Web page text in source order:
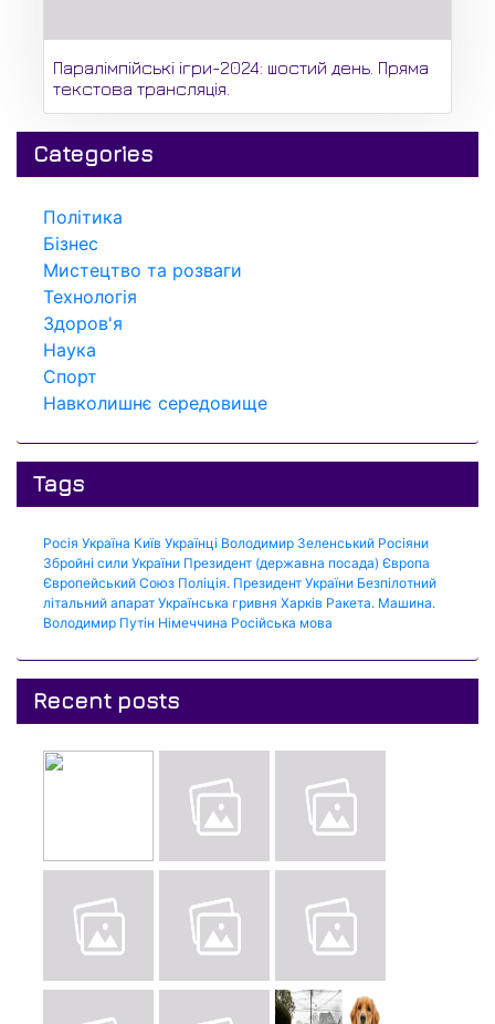
Паралімпійські ігри-2024: шостий день. Пряма
текстова трансляція.
Categories
Політика
Бізнес
Мистецтво та розваги
Технологія
Здоров'я
Наука
Спорт
Навколишнє середовище
Tags
Росія Україна Київ Українці Володимир Зеленський Росіяни
Збройні сили України Президент (державна посада) Європа
Європейський Союз Поліція. Президент України Безпілотний
літальний апарат Українська гривня Харків Ракета. Машина.
Володимир Путін Німеччина Російська мова
Recent posts